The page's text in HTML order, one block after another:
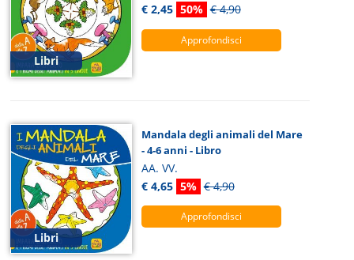
Libri
€ 2,45 50% € 4,90
Approfondisci
Libri
Mandala degli animali del Mare
- 4-6 anni - Libro
AA. VV.
€ 4,65 5% € 4,90
Approfondisci